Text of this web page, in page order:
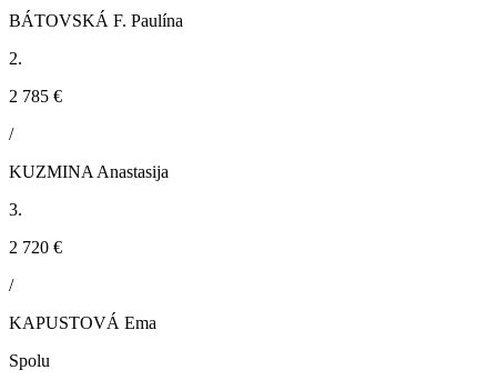
BÁTOVSKÁ F. Paulína
2.
2 785 €
/
KUZMINA Anastasija
3.
2 720 €
/
KAPUSTOVÁ Ema
Spolu